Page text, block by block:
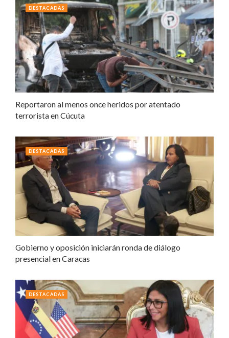
Reportaron al menos once heridos por atentado
terrorista en Cúcuta
DESTACADAS
Gobierno y oposición iniciarán ronda de diálogo
presencial en Caracas
DESTACADAS
DESTACADAS